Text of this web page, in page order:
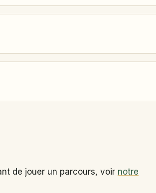
de jouer un parcours, voir notre